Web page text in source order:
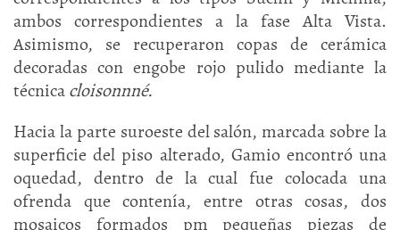
ambos correspondientes a la fase Alta Vista.
Asimismo, se recuperaron copas de cerámica
decoradas con engobe rojo pulido mediante la
técnicacloisonnné.
Hacia la parte suroeste del salón, marcada sobre la
superficie del piso alterado, Gamio encontró una
oquedad, dentro de la cual fue colocada una
ofrenda que contenía, entre otras cosas, dos
mosaicos formados pm pequeñas piezas de